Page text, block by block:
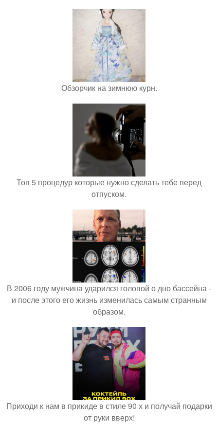
Обзорчик на зимнюю курн.
Топ 5 процедур которые нужно сделать тебе перед
отпуском.
В 2006 году мужчина ударился головой о дно бассейна -
и после этого его жизнь изменилась самым странным
образом.
Приходи к нам в прикиде в стиле 90 х и получай подарки
от руки вверх!